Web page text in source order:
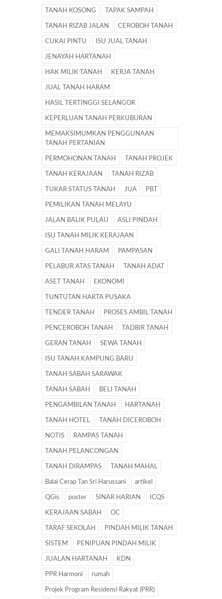
TANAH KOSONG TAPAK SAMPAH
TANAH RIZAB JALAN CEROBOH TANAH
CUKAI PINTU ISU JUAL TANAH
JENAYAH HARTANAH
HAK MILIK TANAH KERJA TANAH
JUAL TANAH HARAM
HASIL TERTINGGI SELANGOR
KEPERLUAN TANAH PERKUBURAN
MEMAKSIMUMKAN PENGGUNAAN
TANAH PERTANIAN
PERMOHONAN TANAH TANAH PROJEK
TANAH KERAJAAN TANAH RIZAB
TUKAR STATUS TANAH JUA PBT
PEMILIKAN TANAH MELAYU
JALAN BALIK PULAU ASLI PINDAH
ISU TANAH MILIK KERAJAAN
GALI TANAH HARAM PAMPASAN
PELABUR ATAS TANAH TANAH ADAT
ASET TANAH EKONOMI
TUNTUTAN HARTA PUSAKA
TENDER TANAH PROSES AMBIL TANAH
PENCEROBOH TANAH TADBIR TANAH
GERAN TANAH SEWA TANAH
ISU TANAH KAMPUNG BARU
TANAH SABAH SARAWAK
TANAH SABAH BELI TANAH
PENGAMBILAN TANAH HARTANAH
TANAH HOTEL TANAH DICEROBOH
NOTIS RAMPAS TANAH
TANAH PELANCONGAN
TANAH DIRAMPAS TANAH MAHAL
Balai Cerap Tan Sri Harussani artikel
QGis poster SINAR HARIAN ICQS
KERAJAAN SABAH OC
TARAF SEKOLAH PINDAH MILIK TANAH
SISTEM PENIPUAN PINDAH MILIK
JUALAN HARTANAH KDN
PPR Harmoni rumah
Projek Program Residensi Rakyat (PRR)